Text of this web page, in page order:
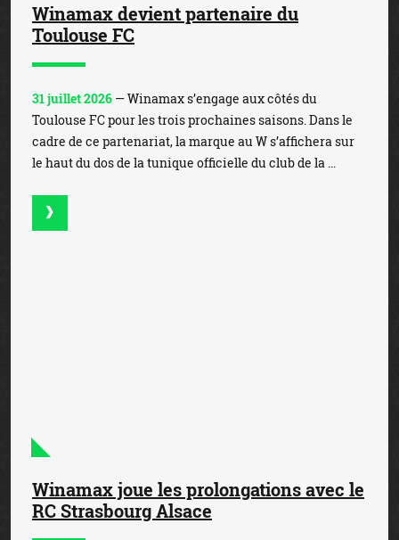
Winamax devient partenaire du
Toulouse FC
31 juillet 2026 — Winamax s’engage aux côtés du
Toulouse FC pour les trois prochaines saisons. Dans le
cadre de ce partenariat, la marque au W s’affichera sur
le haut du dos de la tunique officielle du club de la ...
Winamax joue les prolongations avec le
RC Strasbourg Alsace